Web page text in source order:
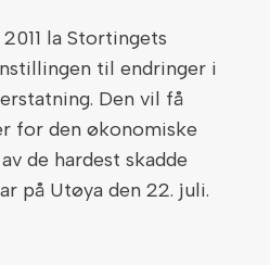
la Stortingets
til endringer i
Den vil få
for den økonomiske
de hardest skadde
på Utøya den 22. juli.